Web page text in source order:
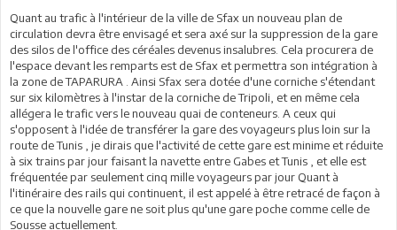
Quant au trafic à l'intérieur de la ville de Sfax un nouveau plan de
circulation devra être envisagé et sera axé sur la suppression de la gare
des silos de l'office des céréales devenus insalubres. Cela procurera de
l'espace devant les remparts est de Sfax et permettra son intégration à
la zone de TAPARURA . Ainsi Sfax sera dotée d'une corniche s'étendant
sur six kilomètres à l'instar de la corniche de Tripoli, et en même cela
allégera le trafic vers le nouveau quai de conteneurs. A ceux qui
s'opposent à l'idée de transférer la gare des voyageurs plus loin sur la
route de Tunis , je dirais que l'activité de cette gare est minime et réduite
à six trains par jour faisant la navette entre Gabes et Tunis , et elle est
fréquentée par seulement cinq mille voyageurs par jour Quant à
l'itinéraire des rails qui continuent, il est appelé à être retracé de façon à
ce que la nouvelle gare ne soit plus qu'une gare poche comme celle de
Sousse actuellement.